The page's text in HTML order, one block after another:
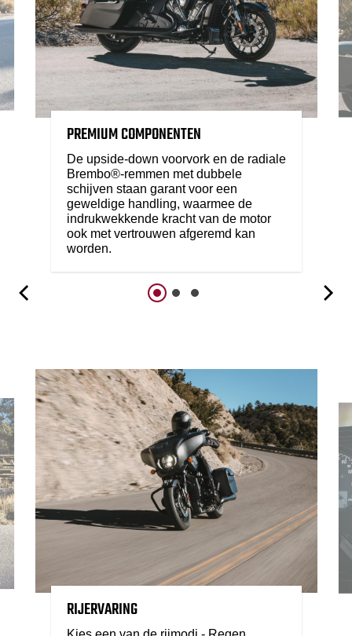
PREMIUM COMPONENTEN
De upside-down voorvork en de radiale
Brembo®-remmen met dubbele
schijven staan garant voor een
geweldige handling, waarmee de
indrukwekkende kracht van de motor
ook met vertrouwen afgeremd kan
worden.
RIJERVARING